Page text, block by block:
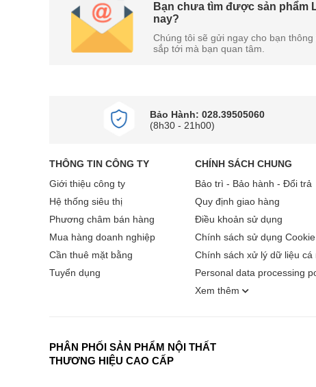
Khoang lò tráng men, an toàn với thực
Bạn chưa tìm được sản phẩm
nay?
Chúng tôi sẽ gửi ngay cho bạn
sắp tới mà bạn quan tâm.
Bảo Hành: 028.39505060
(8h30 - 21h00)
THÔNG TIN CÔNG TY
Giới thiệu công ty
Hệ thống siêu thị
Phương châm bán hàng
Mua hàng doanh nghiệp
Cần thuê mặt bằng
Tuyển dụng
CHÍNH SÁCH CHUNG
Bảo trì - Bảo hành - Đổi trả
Quy định giao hàng
Điều khoản sử dụng
Chính sách sử dụng Cookie
Chính sách xử lý dữ liệu cá
Personal data processing
Xem thêm
PHÂN PHỐI SẢN PHẨM NỘI THẤT
THƯƠNG HIỆU CAO CẤP